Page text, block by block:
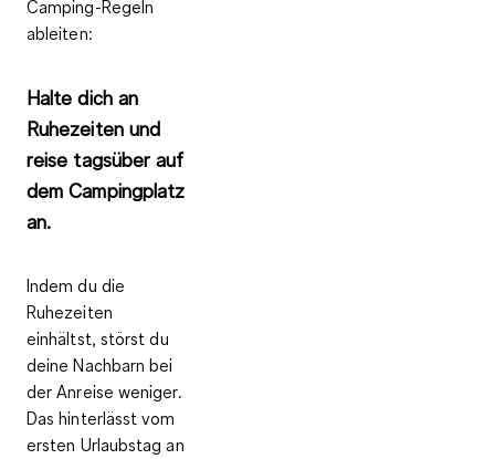
Camping-Regeln
ableiten:
Halte dich an
Ruhezeiten und
reise tagsüber auf
dem Campingplatz
an.
Indem du die
Ruhezeiten
einhältst, störst du
deine Nachbarn bei
der Anreise weniger.
Das hinterlässt vom
ersten Urlaubstag an